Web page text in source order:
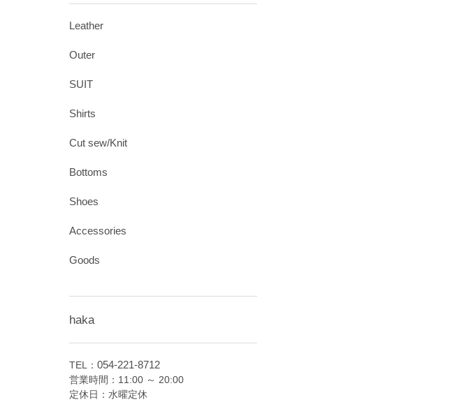
Leather
Outer
SUIT
Shirts
Cut sew/Knit
Bottoms
Shoes
Accessories
Goods
haka
TEL： 054-221-8712
営業時間：11:00 ～ 20:00
定休日：水曜定休